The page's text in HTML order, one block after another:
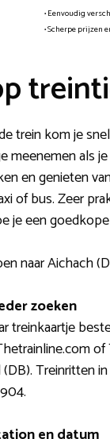
• Eenvoudig
• Scherpe prijzen
trein kom je
meenemen als
en genieten
of bus. Zeer
je een
naar Aichach
zoeken
treinkaartje
Treinritten